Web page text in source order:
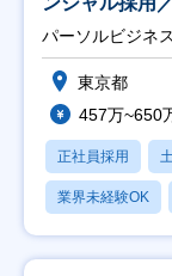
ト推進】
パーソルビジネ
東京都
457万~650
正社員採用
業界未経験OK